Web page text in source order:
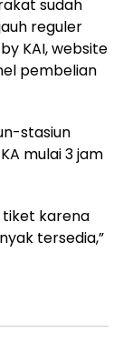
sudah
reguler
KAI, website
pembelian
stasiun
mulai 3 jam
tiket karena
tersedia,”